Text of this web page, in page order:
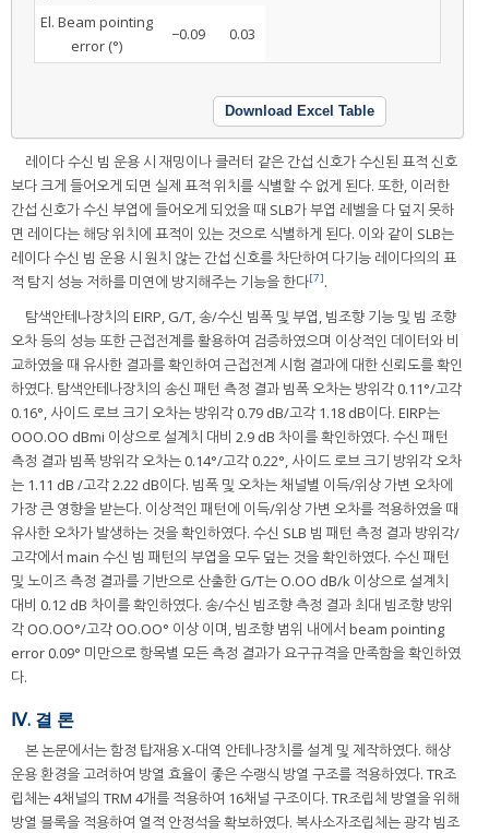
El. Beam pointing
error (°)
−0.09 0.03
Download Excel Table
레이다 수신 빔 운용 시 재밍이나 클러터 같은 간섭 신호가 수신된 표적 신호
보다 크게 들어오게 되면 실제 표적 위치를 식별할 수 없게 된다. 또한, 이러한
간섭 신호가 수신 부엽에 들어오게 되었을 때 SLB가 부엽 레벨을 다 덮지 못하
면 레이다는 해당 위치에 표적이 있는 것으로 식별하게 된다. 이와 같이 SLB는
레이다 수신 빔 운용 시 원치 않는 간섭 신호를 차단하여 다기능 레이다의의 표
적 탐지 성능 저하를 미연에 방지해주는 기능을 한다[7].
탐색안테나장치의 EIRP, G/T, 송/수신 빔폭 및 부엽, 빔조향 기능 및 빔 조향
오차 등의 성능 또한 근접전계를 활용하여 검증하였으며 이상적인 데이터와 비
교하였을 때 유사한 결과를 확인하여 근접전계 시험 결과에 대한 신뢰도를 확인
하였다. 탐색안테나장치의 송신 패턴 측정 결과 빔폭 오차는 방위각 0.11°/고각
0.16°, 사이드 로브 크기 오차는 방위각 0.79 dB/고각 1.18 dB이다. EIRP는
OOO.OO dBmi 이상으로 설계치 대비 2.9 dB 차이를 확인하였다. 수신 패턴
측정 결과 빔폭 방위각 오차는 0.14°/고각 0.22°, 사이드 로브 크기 방위각 오차
는 1.11 dB /고각 2.22 dB이다. 빔폭 및 오차는 채널별 이득/위상 가변 오차에
가장 큰 영향을 받는다. 이상적인 패턴에 이득/위상 가변 오차를 적용하였을 때
유사한 오차가 발생하는 것을 확인하였다. 수신 SLB 빔 패턴 측정 결과 방위각/
고각에서 main 수신 빔 패턴의 부엽을 모두 덮는 것을 확인하였다. 수신 패턴
및 노이즈 측정 결과를 기반으로 산출한 G/T는 O.OO dB/k 이상으로 설계치
대비 0.12 dB 차이를 확인하였다. 송/수신 빔조향 측정 결과 최대 빔조향 방위
각 OO.OO°/고각 OO.OO° 이상 이며, 빔조향 범위 내에서 beam pointing
error 0.09° 미만으로 항목별 모든 측정 결과가 요구규격을 만족함을 확인하였
다.
Ⅳ. 결 론
본 논문에서는 함정 탑재용 X-대역 안테나장치를 설계 및 제작하였다. 해상
운용 환경을 고려하여 방열 효율이 좋은 수랭식 방열 구조를 적용하였다. TR조
립체는 4채널의 TRM 4개를 적용하여 16채널 구조이다. TR조립체 방열을 위해
방열 블록을 적용하여 열적 안정석을 확보하였다. 복사소자조립체는 광각 빔조